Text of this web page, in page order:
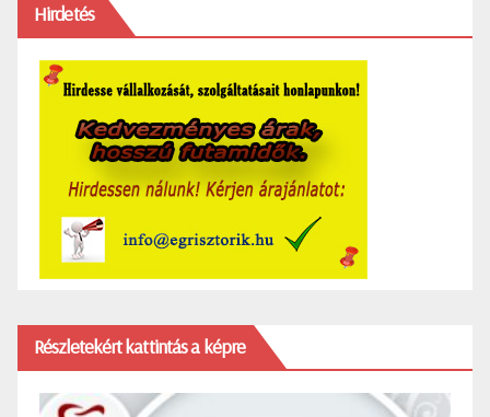
Hirdetés
Részletekért kattintás a képre